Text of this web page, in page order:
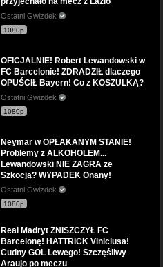
Ostatni Gwizdek
1080p
OFICJALNIE! Robert Lewandowski w
FC Barcelonie! ZDRADZIŁ dlaczego
OPUŚCIŁ Bayern! Co z KOSZULKĄ?
Ostatni Gwizdek
1080p
Neymar w OPŁAKANYM STANIE!
Problemy z ALKOHOLEM...
Lewandowski NIE ZAGRA ze
Szkocją? WYPADEK Onany!
Ostatni Gwizdek
1080p
Real Madryt ZNISZCZYŁ FC
Barcelonę! HATTRICK Viniciusa!
Cudny GOL Lewego! Szczęśliwy
Araujo po meczu